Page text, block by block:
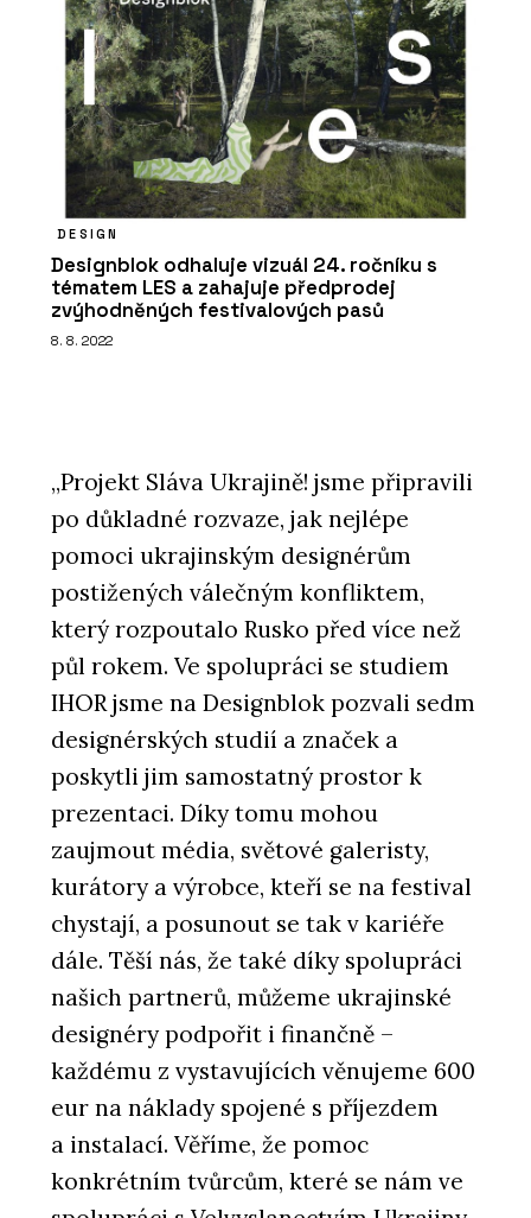
DESIGN
Designblok odhaluje vizuál 24. ročníku s
tématem LES a zahajuje předprodej
zvýhodněných festivalových pasů
8. 8. 2022
„Projekt Sláva Ukrajině! jsme připravili
po důkladné rozvaze, jak nejlépe
pomoci ukrajinským designérům
postižených válečným konfliktem,
který rozpoutalo Rusko před více než
půl rokem. Ve spolupráci se studiem
IHOR jsme na Designblok pozvali sedm
designérských studií a značek a
poskytli jim samostatný prostor k
prezentaci. Díky tomu mohou
zaujmout média, světové galeristy,
kurátory a výrobce, kteří se na festival
chystají, a posunout se tak v kariéře
dále. Těší nás, že také díky spolupráci
našich partnerů, můžeme ukrajinské
designéry podpořit i finančně –
každému z vystavujících věnujeme 600
eur na náklady spojené s příjezdem
a instalací. Věříme, že pomoc
konkrétním tvůrcům, které se nám ve